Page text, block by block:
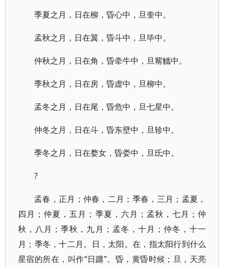
季夏之月，日在柳，昏心中，旦奎中。
孟秋之月，日在翼，昏斗中，旦毕中。
仲秋之月，日在角，昏牵牛中，旦觜觿中。
季秋之月，日在房，昏虚中，旦柳中。
孟冬之月，日在尾，昏危中，旦七星中。
仲冬之月，日在斗，昏东壁中，旦轸中。
季冬之月，日在婺女，昏娄中，旦氐中。
?
孟春，正月；仲春，二月；季春，三月；孟夏，
四月；仲夏，五月；季夏，六月；孟秋，七月；仲
秋，八月；季秋，九月；孟冬，十月；仲冬，十一
月；季冬，十二月。日，太阳。在，指太阳行到什么
星宿的所在，叫作“日躔”。昏，黄昏时候；旦，天亮